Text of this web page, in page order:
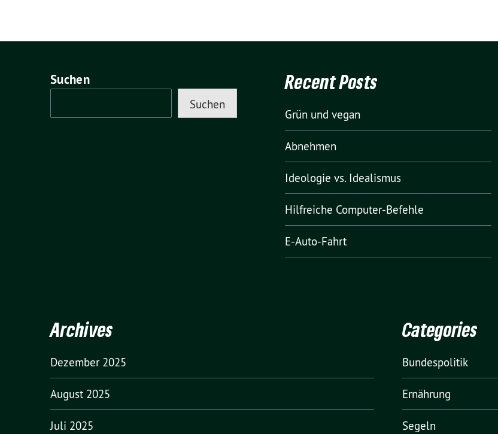
Suchen
Suchen
Recent Posts
Grün und vegan
Abnehmen
Ideologie vs. Idealismus
Hilfreiche Computer-Befehle
E-Auto-Fahrt
Archives
Dezember 2025
August 2025
Juli 2025
Categories
Bundespolitik
Ernährung
Segeln